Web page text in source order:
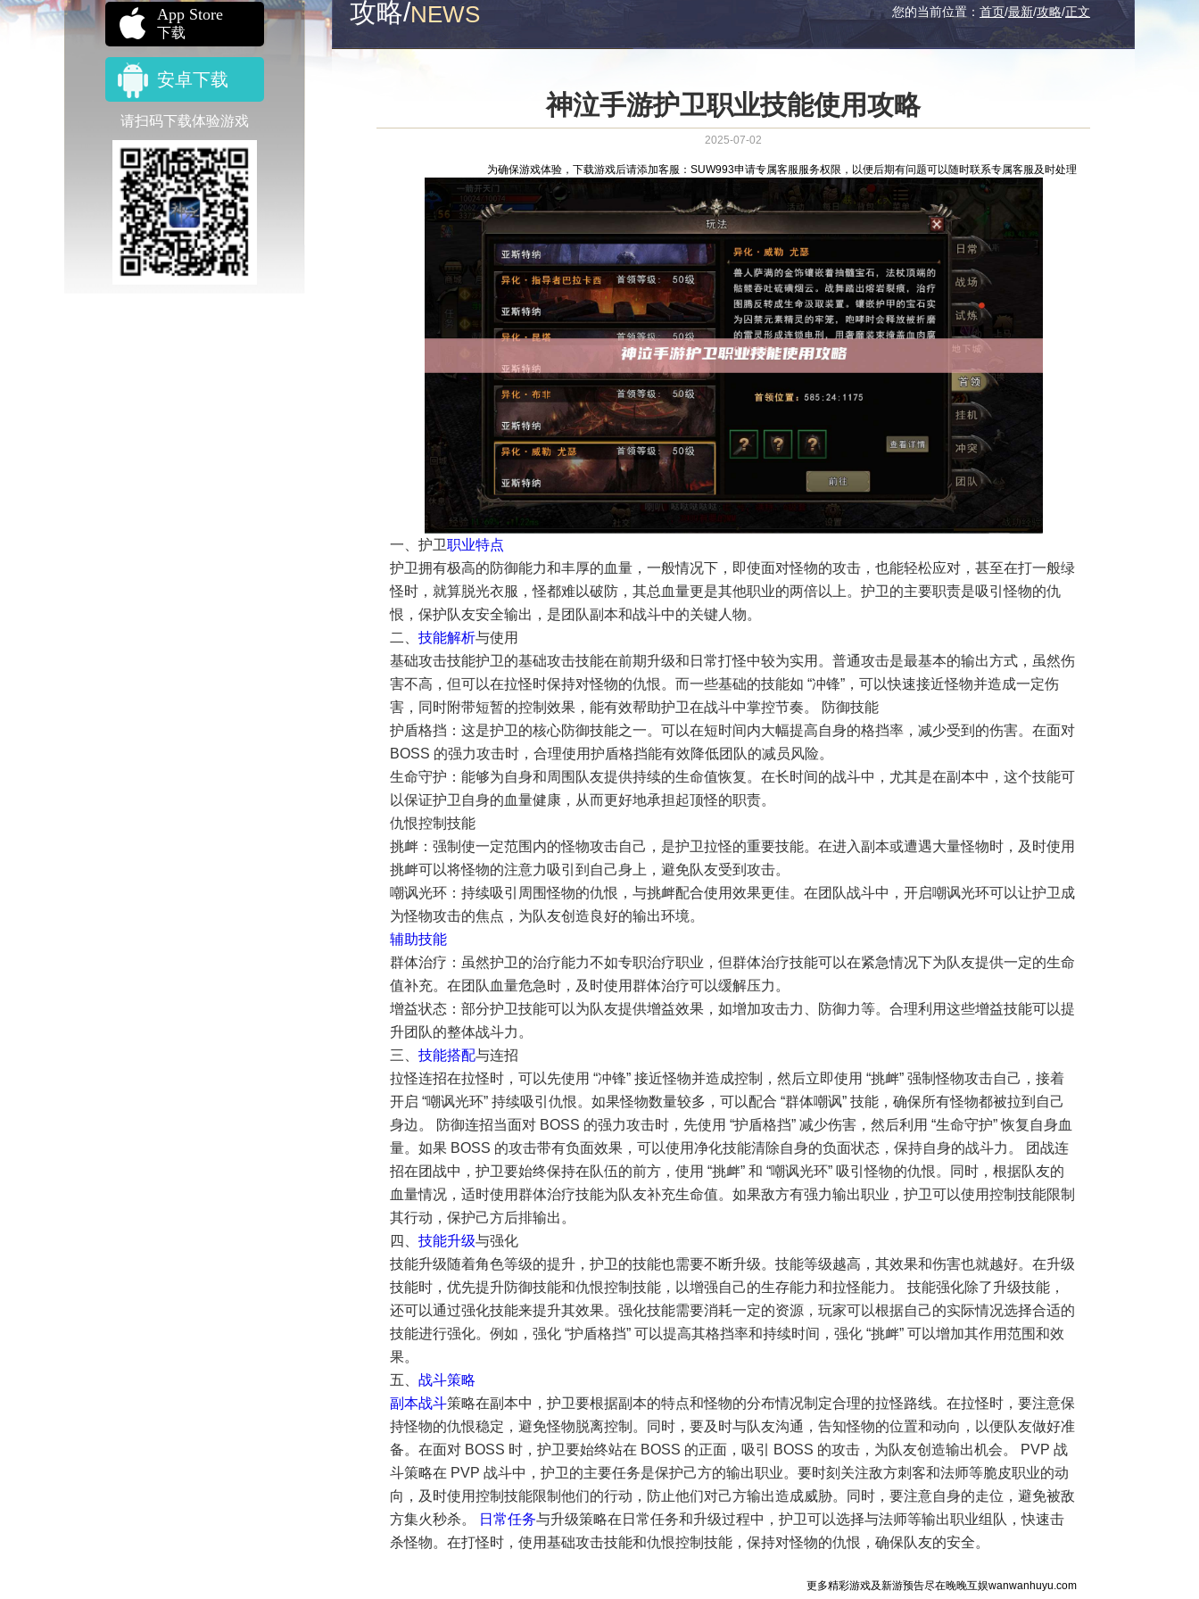
App Store
下载
安卓下载
请扫码下载体验游戏
攻略/NEWS 您的当前位置： 首页/最新/攻略/正文
神泣手游护卫职业技能使用攻略
2025-07-02
为确保游戏体验，下载游戏后请添加客服：SUW993申请专属客服服务权限，以便后期有问题可以随时联系专属客服及时处理
一、护卫职业特点
护卫拥有极高的防御能力和丰厚的血量，一般情况下，即使面对怪物的攻击，也能轻松应对，甚至在打一般绿
怪时，就算脱光衣服，怪都难以破防，其总血量更是其他职业的两倍以上。护卫的主要职责是吸引怪物的仇
恨，保护队友安全输出，是团队副本和战斗中的关键人物。
二、 技能解析与使用
基础攻击技能护卫的基础攻击技能在前期升级和日常打怪中较为实用。普通攻击是最基本的输出方式，虽然伤
害不高，但可以在拉怪时保持对怪物的仇恨。而一些基础的技能如 “冲锋”，可以快速接近怪物并造成一定伤
害，同时附带短暂的控制效果，能有效帮助护卫在战斗中掌控节奏。 防御技能
护盾格挡：这是护卫的核心防御技能之一。可以在短时间内大幅提高自身的格挡率，减少受到的伤害。在面对
BOSS 的强力攻击时，合理使用护盾格挡能有效降低团队的减员风险。
生命守护：能够为自身和周围队友提供持续的生命值恢复。在长时间的战斗中，尤其是在副本中，这个技能可
以保证护卫自身的血量健康，从而更好地承担起顶怪的职责。
仇恨控制技能
挑衅：强制使一定范围内的怪物攻击自己，是护卫拉怪的重要技能。在进入副本或遭遇大量怪物时，及时使用
挑衅可以将怪物的注意力吸引到自己身上，避免队友受到攻击。
嘲讽光环：持续吸引周围怪物的仇恨，与挑衅配合使用效果更佳。在团队战斗中，开启嘲讽光环可以让护卫成
为怪物攻击的焦点，为队友创造良好的输出环境。
辅助技能
群体治疗：虽然护卫的治疗能力不如专职治疗职业，但群体治疗技能可以在紧急情况下为队友提供一定的生命
值补充。在团队血量危急时，及时使用群体治疗可以缓解压力。
增益状态：部分护卫技能可以为队友提供增益效果，如增加攻击力、防御力等。合理利用这些增益技能可以提
升团队的整体战斗力。
三、 技能搭配与连招
拉怪连招在拉怪时，可以先使用 “冲锋” 接近怪物并造成控制，然后立即使用 “挑衅” 强制怪物攻击自己，接着
开启 “嘲讽光环” 持续吸引仇恨。如果怪物数量较多，可以配合 “群体嘲讽” 技能，确保所有怪物都被拉到自己
身边。 防御连招当面对 BOSS 的强力攻击时，先使用 “护盾格挡” 减少伤害，然后利用 “生命守护” 恢复自身血
量。如果 BOSS 的攻击带有负面效果，可以使用净化技能清除自身的负面状态，保持自身的战斗力。 团战连
招在团战中，护卫要始终保持在队伍的前方，使用 “挑衅” 和 “嘲讽光环” 吸引怪物的仇恨。同时，根据队友的
血量情况，适时使用群体治疗技能为队友补充生命值。如果敌方有强力输出职业，护卫可以使用控制技能限制
其行动，保护己方后排输出。
四、 技能升级与强化
技能升级随着角色等级的提升，护卫的技能也需要不断升级。技能等级越高，其效果和伤害也就越好。在升级
技能时，优先提升防御技能和仇恨控制技能，以增强自己的生存能力和拉怪能力。 技能强化除了升级技能，
还可以通过强化技能来提升其效果。强化技能需要消耗一定的资源，玩家可以根据自己的实际情况选择合适的
技能进行强化。例如，强化 “护盾格挡” 可以提高其格挡率和持续时间，强化 “挑衅” 可以增加其作用范围和效
果。
五、 战斗策略
副本战斗策略在副本中，护卫要根据副本的特点和怪物的分布情况制定合理的拉怪路线。在拉怪时，要注意保
持怪物的仇恨稳定，避免怪物脱离控制。同时，要及时与队友沟通，告知怪物的位置和动向，以便队友做好准
备。在面对 BOSS 时，护卫要始终站在 BOSS 的正面，吸引 BOSS 的攻击，为队友创造输出机会。 PVP 战
斗策略在 PVP 战斗中，护卫的主要任务是保护己方的输出职业。要时刻关注敌方刺客和法师等脆皮职业的动
向，及时使用控制技能限制他们的行动，防止他们对己方输出造成威胁。同时，要注意自身的走位，避免被敌
方集火秒杀。
日常任务与升级策略在日常任务和升级过程中，护卫可以选择与法师等输出职业组队，快速击
杀怪物。在打怪时，使用基础攻击技能和仇恨控制技能，保持对怪物的仇恨，确保队友的安全。
更多精彩游戏及新游预告尽在晚晚互娱wanwanhuyu.com